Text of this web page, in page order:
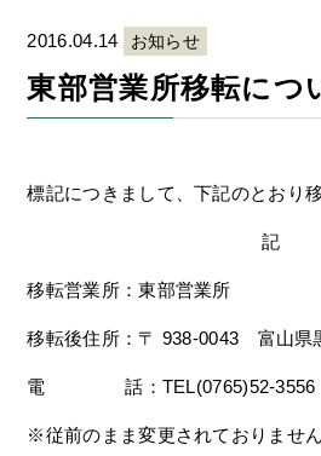
2016.04.14 お知らせ
東部営業所移転につ
標記につきまして、下記のとおり
記
移転営業所：東部営業所
移転後住所：〒 938-0043 富山県
電 話：TEL(0765)52-3556
※従前のまま変更されておりません